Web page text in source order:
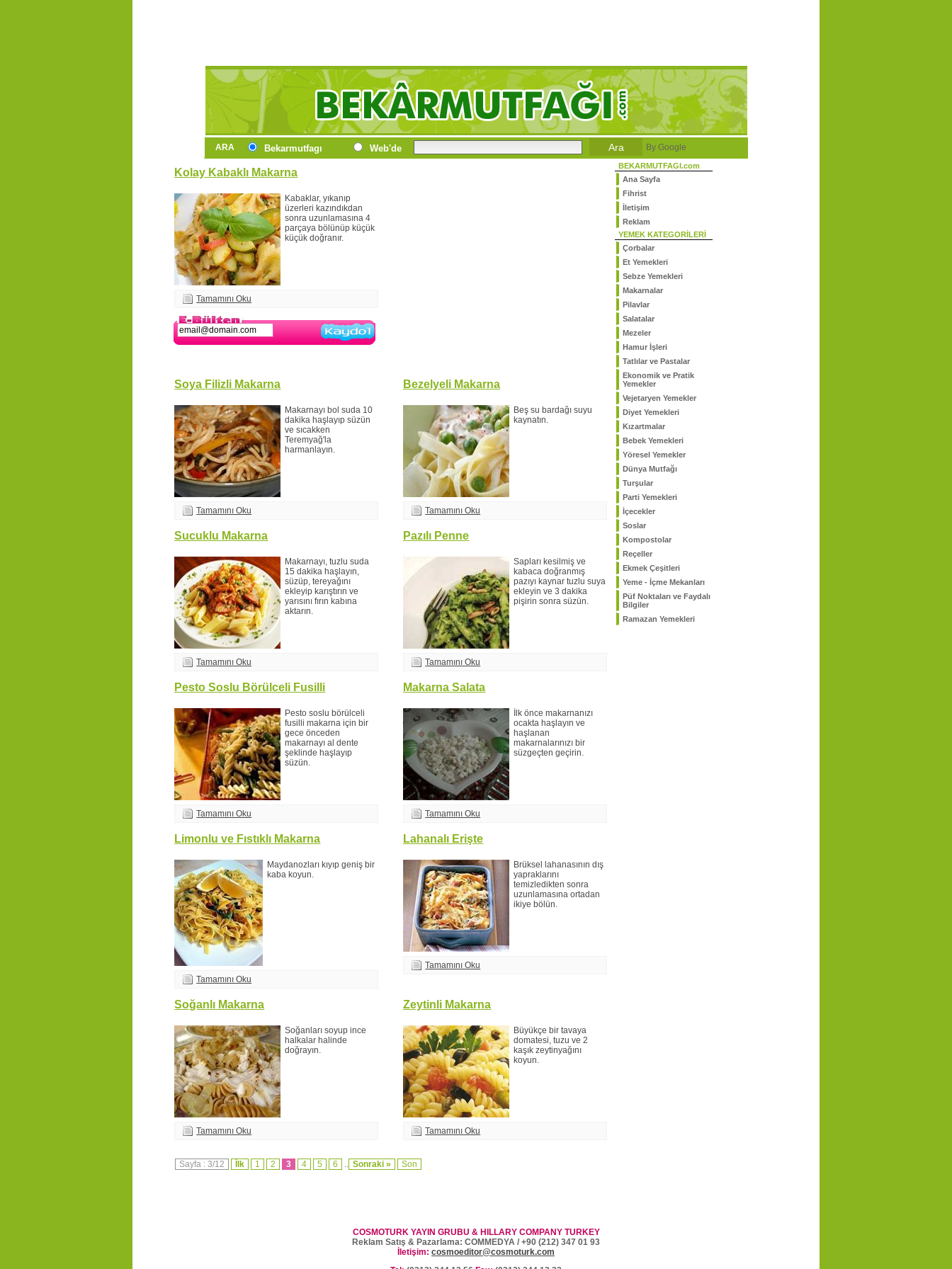
ARA Bekarmutfagı Web'de By Google
Kolay Kabaklı Makarna
Kabaklar, yıkanıp
üzerleri kazındıkdan
sonra uzunlamasına 4
parçaya bölünüp küçük
küçük doğranır.
Tamamını Oku
Soya Filizli Makarna
Makarnayı bol suda 10
dakika haşlayıp süzün
ve sıcakken
Teremyağ'la
harmanlayın.
Tamamını Oku
Bezelyeli Makarna
Beş su bardağı suyu
kaynatın.
Tamamını Oku
Sucuklu Makarna
Makarnayı, tuzlu suda
15 dakika haşlayın,
süzüp, tereyağını
ekleyip karıştırın ve
yarısını fırın kabına
aktarın.
Tamamını Oku
Pazılı Penne
Sapları kesilmiş ve
kabaca doğranmış
pazıyı kaynar tuzlu suya
ekleyin ve 3 dakika
pişirin sonra süzün.
Tamamını Oku
Pesto Soslu Börülceli Fusilli
Pesto soslu börülceli
fusilli makarna için bir
gece önceden
makarnayı al dente
şeklinde haşlayıp
süzün.
Tamamını Oku
Makarna Salata
İlk önce makarnanızı
ocakta haşlayın ve
haşlanan
makarnalarınızı bir
süzgeçten geçirin.
Tamamını Oku
Limonlu ve Fıstıklı Makarna
Maydanozları kıyıp geniş bir
kaba koyun.
Tamamını Oku
Lahanalı Erişte
Brüksel lahanasının dış
yapraklarını
temizledikten sonra
uzunlamasına ortadan
ikiye bölün.
Tamamını Oku
Soğanlı Makarna
Soğanları soyup ince
halkalar halinde
doğrayın.
Tamamını Oku
Zeytinli Makarna
Büyükçe bir tavaya
domatesi, tuzu ve 2
kaşık zeytinyağını
koyun.
Tamamını Oku
Sayfa : 3/12 İlk 1 2 3 4 5 6 .. Sonraki » Son
BEKARMUTFAGI.com
Ana Sayfa
Fihrist
İletişim
Reklam
YEMEK KATEGORİLERİ
Çorbalar
Et Yemekleri
Sebze Yemekleri
Makarnalar
Pilavlar
Salatalar
Mezeler
Hamur İşleri
Tatlılar ve Pastalar
Ekonomik ve Pratik
Yemekler
Vejetaryen Yemekler
Diyet Yemekleri
Kızartmalar
Bebek Yemekleri
Yöresel Yemekler
Dünya Mutfağı
Turşular
Parti Yemekleri
İçecekler
Soslar
Kompostolar
Reçeller
Ekmek Çeşitleri
Yeme - İçme Mekanları
Püf Noktaları ve Faydalı
Bilgiler
Ramazan Yemekleri
COSMOTURK YAYIN GRUBU & HILLARY COMPANY TURKEY
Reklam Satış & Pazarlama: COMMEDYA / +90 (212) 347 01 93
İletişim: cosmoeditor@cosmoturk.com